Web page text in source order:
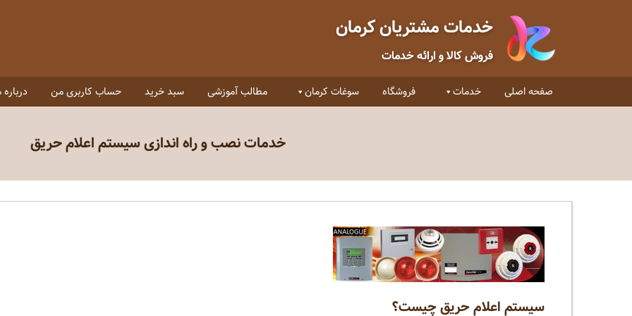
خدمات مشتریان کرمان
فروش کالا و ارائه خدمات
صفحه اصلی خدمات فروشگاه سوغات کرمان مطالب آموزشی سبد خرید حساب کاربری من درباره
خدمات نصب و راه اندازی سیستم اعلام حریق
سیستم اعلام حریق چیست؟